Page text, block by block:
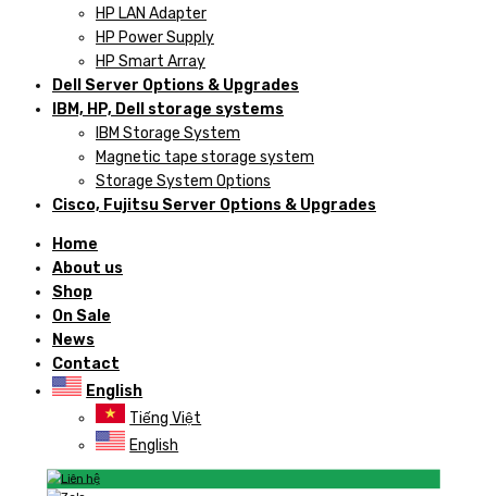
HP LAN Adapter
HP Power Supply
HP Smart Array
Dell Server Options & Upgrades
IBM, HP, Dell storage systems
IBM Storage System
Magnetic tape storage system
Storage System Options
Cisco, Fujitsu Server Options & Upgrades
Home
About us
Shop
On Sale
News
Contact
English
Tiếng Việt
English